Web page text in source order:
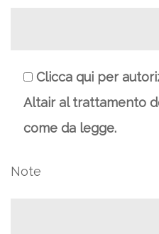
Clicca qui per
Altair al trattamento
come da legge.
Note